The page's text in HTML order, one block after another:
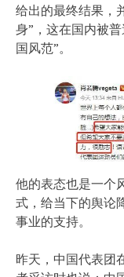
给出的最终结果，
身”，这在国内被
国风范”。
他的表态也是一个
式，给当下的舆论
事业的支持。
昨天，中国代表团